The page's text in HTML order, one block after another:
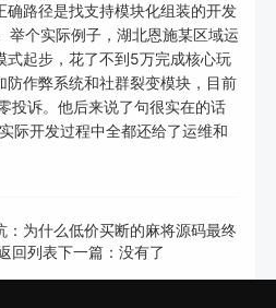
确路径是找支持模块化组装的开发
举个实际例子，湖北恩施某区域运
式起步，花了不到5万完成核心玩
防作弊系统和社群裂变模块，目前
投诉。他后来说了句很实在的话
开发过程中全都还给了运维和
：为什么低价买断的麻将源码最终
回列表下一篇：没有了